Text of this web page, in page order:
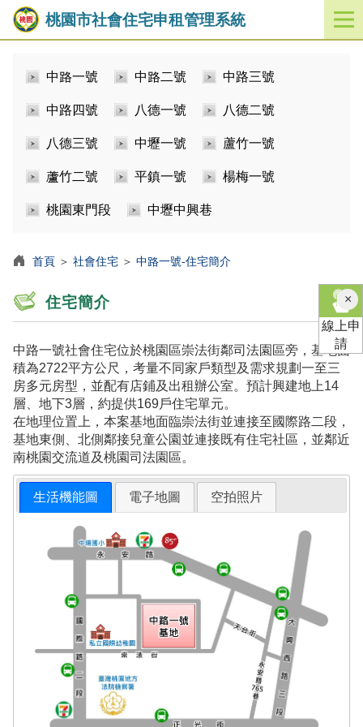
桃園市社會住宅申租管理系統
開
啟
中路一號 中路二號 中路三號
中路四號 八德一號 八德二號
八德三號 中壢一號 蘆竹一號
蘆竹二號 平鎮一號 楊梅一號
桃園東門段 中壢中興巷
首頁 ＞ 社會住宅 ＞ 中路一號-住宅簡介
住宅簡介
中路一號社會住宅位於桃園區崇法街鄰司法園區旁，基地面
積為2722平方公尺，考量不同家戶類型及需求規劃一至三
房多元房型，並配有店鋪及出租辦公室。預計興建地上14
層、地下3層，約提供169戶住宅單元。
在地理位置上，本案基地面臨崇法街並連接至國際路二段，
基地東側、北側鄰接兒童公園並連接既有住宅社區，並鄰近
南桃園交流道及桃園司法園區。
生活機能圖 電子地圖 空拍照片
×關
閉
線上申
請